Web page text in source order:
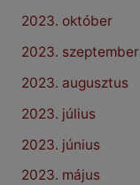
2023. október
2023. szeptember
2023. augusztus
2023. július
2023. június
2023. május